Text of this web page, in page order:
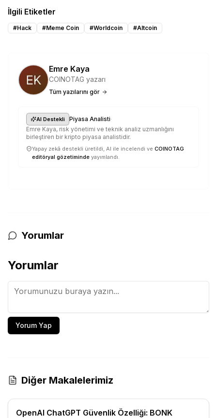
İlgili Etiketler
#Hack #Meme Coin #Worldcoin #Altcoin
Emre Kaya
COINOTAG yazarı
Tüm yazılarını gör
AI Destekli Piyasa Analisti·
Emre Kaya, risk yönetimi ve teknik analiz uzmanlığını
birleştiren bir kripto piyasa analistidir.
Yapay zekâ destekli üretildi, AI ile incelendi ve COINOTAG
editöryal gözetiminde yayımlandı.
Yorumlar
Yorumlar
Yorum Yap
Diğer Makalelerimiz
OpenAI ChatGPT Güvenlik Özelliği: BONK